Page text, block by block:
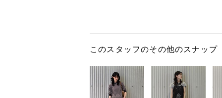
このスタッフのその他のスナップ